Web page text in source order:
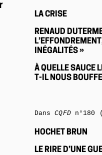
LA CRISE
RENAUD
INÉGALITÉS »
À QUELLE SAUCE
T-IL NOUS
DansCQFDn°180
HOCHET BRUN
LE RIRE D’UNE